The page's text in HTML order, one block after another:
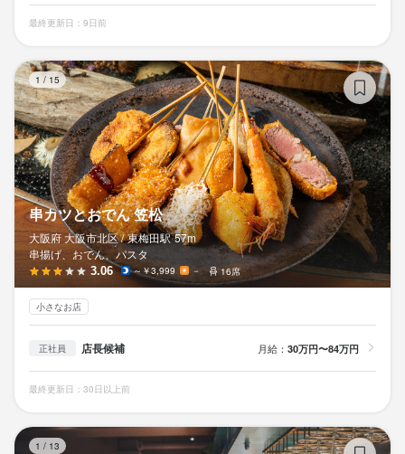
最終更新日：9日前
1 / 15
串カツとおでん 笠松
大阪府 大阪市北区 / 東梅田駅 57m
串揚げ、おでん、パスタ
3.06 ～￥3,999 － 16席
小さなお店
正社員 店長候補 月給： 30万円〜84万円
最終更新日：30日以上前
1 / 13
株式会社Signal
最終更新日2026/05/29
ループの健全な労働環境で、あなたの夢の実現をサポートしま
す。
少しでもご興味をお持ちいただけましたら、まずは一度お話しし
てみませんか？ご応募お待ちしております。
店名
BRIANZA OSAKA
勤務地
大阪府大阪市北区大深町5-54 グラングリーン大阪 南館 3F
法人名・事業者名
最終更新日2026/05/29
勤務地
大阪府大阪市北区大深町5-54 グラングリーン大阪 南館 3F
法人名・事業者名
株式会社Signal
最終更新日2026/05/29